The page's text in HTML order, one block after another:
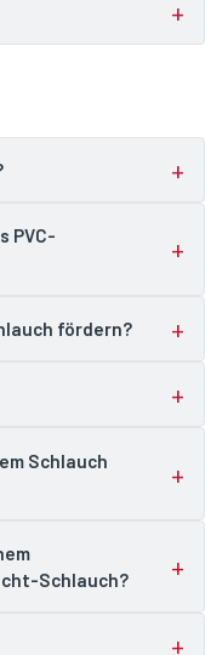
PVC-
fördern?
Schlauch
Schlauch?